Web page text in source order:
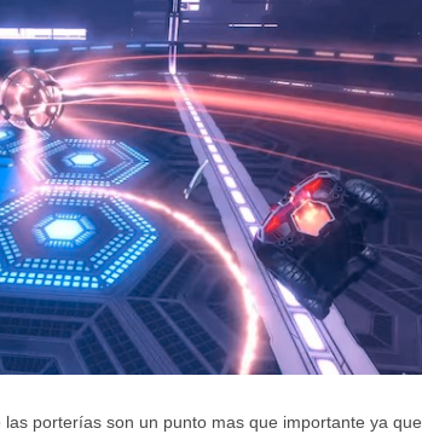
porterías son un punto mas que importante ya que